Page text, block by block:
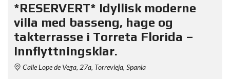
*RESERVERT* Idyllisk moderne
villa med basseng, hage og
takterrasse i Torreta Florida –
Innflyttningsklar.
Calle Lope de Vega, 27a, Torrevieja, Spania